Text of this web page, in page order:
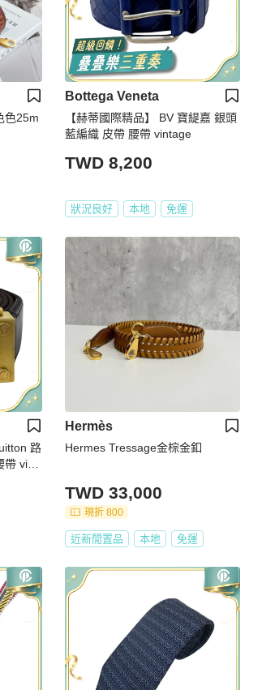
色25m
Bottega Veneta
【赫蒂國際精品】 BV 寶緹嘉 銀頭
藍編織 皮帶 腰帶 vintage
TWD 8,200
狀況良好 本地 免運
路
vint
Hermès
Hermes Tressage金棕金釦
TWD 33,000
現折 800
近新閒置品 本地 免運